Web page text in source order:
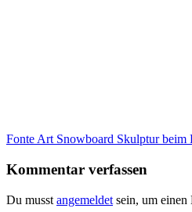
Fonte Art Snowboard Skulptur
Kommentar verfassen
Du musst angemeldet sein, um einen